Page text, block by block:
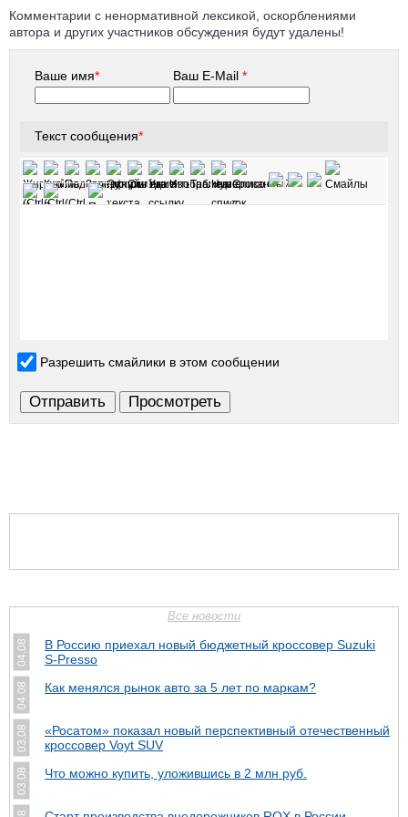
Комментарии с ненормативной лексикой, оскорблениями
автора и других участников обсуждения будут удалены!
Ваше имя* Ваш E-Mail*
Текст сообщения*
Разрешить смайлики в этом сообщении
Все новости
04.08
В Россию приехал новый бюджетный кроссовер Suzuki
S-Presso
04.08 Как менялся рынок авто за 5 лет по маркам?
03.08
«Росатом» показал новый перспективный отечественный
кроссовер Voyt SUV
03.08 Что можно купить, уложившись в 2 млн руб.